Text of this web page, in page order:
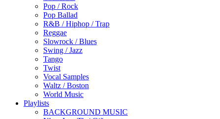
Pop / Rock
Pop Ballad
R&B / Hiphop / Trap
Reggae
Slowrock / Blues
Swing / Jazz
Tango
Twist
Vocal Samples
Waltz / Boston
World Music
Playlists
BACKGROUND MUSIC